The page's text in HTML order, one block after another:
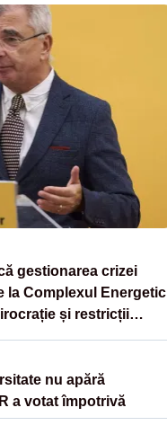
gestionarea crizei
la Complexul Energetic
și restricții
nu apără
a votat împotrivă